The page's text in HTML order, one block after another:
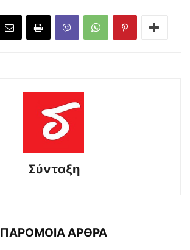
Σύνταξη
ΠΑΡΟΜΟΙΑ ΑΡΘΡΑ